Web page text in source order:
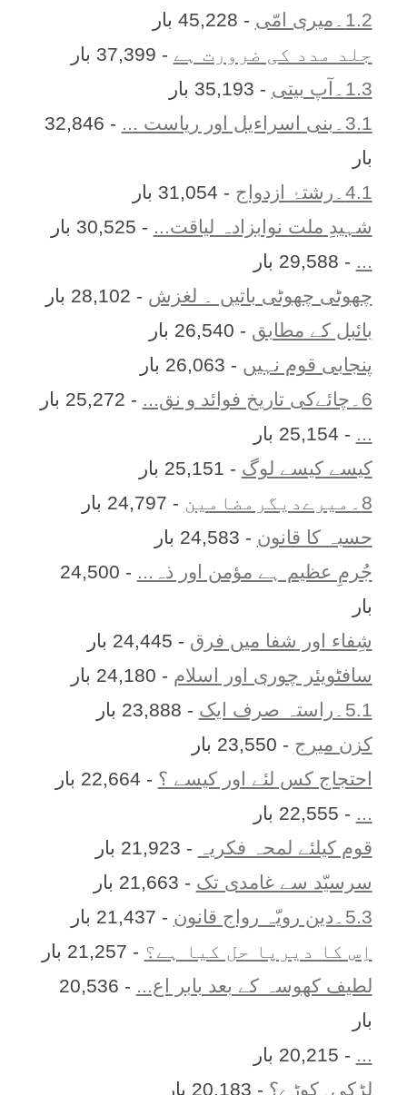
1.2۔میری امّی
- 45,228 بار
جلد مدد کی ضرورت ہے - 37,399 بار
1.3۔آپ بیتی
- 35,193 بار
3.1۔بنی اسراءیل اور ریاست ...
- 32,846
بار
4.1۔رشتۂ ازدواج
- 31,054 بار
شہیدِ ملت نوابزادہ لیاقت... - 30,525 بار
... - 29,588 بار
چھوٹی چھوٹی باتیں ۔ لغزش - 28,102 بار
بائبل کے مطابق - 26,540 بار
پنجابی قوم نہیں - 26,063 بار
6۔چائےکی تاریخ فوائد و نق...
- 25,272 بار
... - 25,154 بار
کیسے کیسے لوگ - 25,151 بار
8۔میرےدیگرمضامین
- 24,797 بار
حسبہ کا قانون - 24,583 بار
جُرمِ عظیم ہے مؤمن اور ذہ...
- 24,500
بار
شِفاء اور شفا میں فرق - 24,445 بار
سافٹویئر چوری اور اسلام - 24,180 بار
5.1۔راستہ صرف ایک
- 23,888 بار
کزن ميرج - 23,550 بار
احتجاج کس لئے اور کیسے ؟ - 22,664 بار
... - 22,555 بار
قوم کیلئے لمحہ فکریہ
- 21,923 بار
سرسیّد سے غامدی تک - 21,663 بار
5.3۔دین رویّہ رواج قانون
- 21,437 بار
اِس کا ديرپا حل کيا ہے؟ - 21,257 بار
لطیف کھوسہ کے بعد بابر اع...
- 20,536
بار
... - 20,215 بار
لڑکی۔کوڑے؟ - 20,183 بار